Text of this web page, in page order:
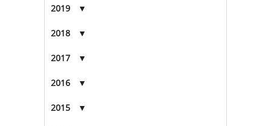
2019
2018
2017
2016
2015